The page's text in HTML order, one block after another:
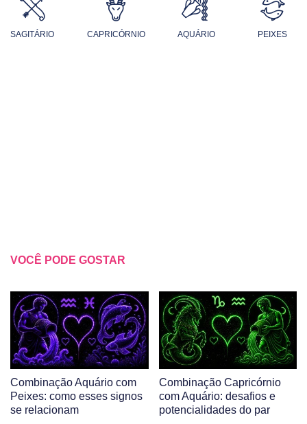
SAGITÁRIO CAPRICÓRNIO AQUÁRIO PEIXES
VOCÊ PODE GOSTAR
Combinação Aquário com
Peixes: como esses signos
se relacionam
Combinação Capricórnio
com Aquário: desafios e
potencialidades do par